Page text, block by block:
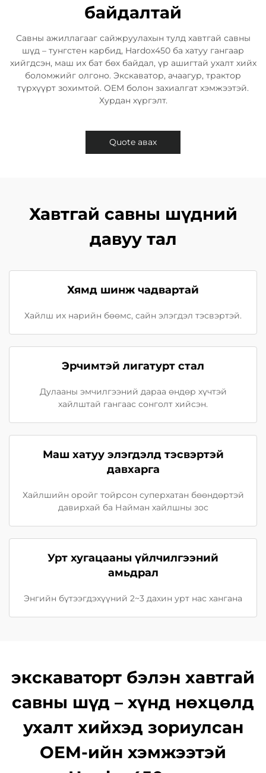
байдалтай
Савны ажиллагааг сайжруулахын тулд ​​хавтгай савны
шүд​​ – ​​тунгстен карбид, Hardox450 ба хатуу гангаар
хийгдсэн​​, ​​маш их бат бөх байдал, үр ашигтай ухалт хийх
боломжийг олгоно​​. ​​Экскаватор, ачаагур, трактор
түрхүүрт​​ зохимтой. OEM болон захиалгат хэмжээтэй.
Хурдан хүргэлт.
Quote авах
Хавтгай савны шүдний
давуу тал
Хямд шинж чадвартай
Хайлш их нарийн бөөмс, сайн элэгдэл тэсвэртэй.
Эрчимтэй лигатурт стал
Дулааны эмчилгээний дараа өндөр хүчтэй
хайлштай гангаас сонголт хийсэн.
Маш хатуу элэгдэлд тэсвэртэй
давхарга
Хайлшийн оройг тойрсон суперхатан бөөндөртэй
давирхай ба Найман хайлшны зос
Урт хугацааны үйлчилгээний
амьдрал
Энгийн бүтээгдэхүүний 2~3 дахин урт нас хангана
экскаваторт бэлэн хавтгай
савны шүд – хүнд нөхцөлд
ухалт хийхэд зориулсан
OEM-ийн хэмжээтэй